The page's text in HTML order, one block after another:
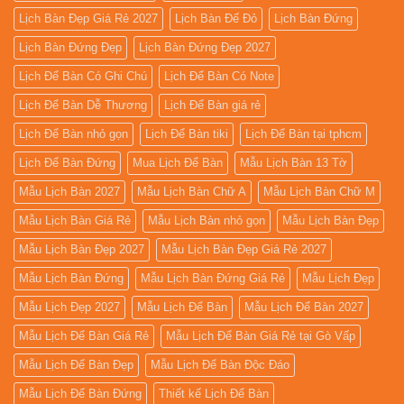
Lịch Bàn Đẹp Giá Rẻ 2027 Lịch Bàn Đế Đỏ Lịch Bàn Đứng
Lịch Bàn Đứng Đẹp Lịch Bàn Đứng Đẹp 2027
Lịch Để Bàn Có Ghi Chú Lịch Để Bàn Có Note
Lịch Để Bàn Dễ Thương Lịch Để Bàn giá rẻ
Lịch Để Bàn nhỏ gọn Lịch Để Bàn tiki Lịch Để Bàn tại tphcm
Lịch Để Bàn Đứng Mua Lịch Để Bàn Mẫu Lịch Bàn 13 Tờ
Mẫu Lịch Bàn 2027 Mẫu Lịch Bàn Chữ A Mẫu Lịch Bàn Chữ M
Mẫu Lịch Bàn Giá Rẻ Mẫu Lịch Bàn nhỏ gọn Mẫu Lịch Bàn Đẹp
Mẫu Lịch Bàn Đẹp 2027 Mẫu Lịch Bàn Đẹp Giá Rẻ 2027
Mẫu Lịch Bàn Đứng Mẫu Lịch Bàn Đứng Giá Rẻ Mẫu Lịch Đẹp
Mẫu Lịch Đẹp 2027 Mẫu Lịch Để Bàn Mẫu Lịch Để Bàn 2027
Mẫu Lịch Để Bàn Giá Rẻ Mẫu Lịch Để Bàn Giá Rẻ tại Gò Vấp
Mẫu Lịch Để Bàn Đẹp Mẫu Lịch Để Bàn Độc Đáo
Mẫu Lịch Để Bàn Đứng Thiết kế Lịch Để Bàn